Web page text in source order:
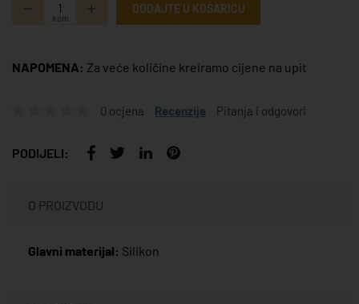
kom
DODAJTE U KOŠARICU
NAPOMENA: Za veće količine kreiramo cijene na upit
0 ocjena Recenzije Pitanja i odgovori
PODIJELI:
O PROIZVODU
Glavni materijal: Silikon